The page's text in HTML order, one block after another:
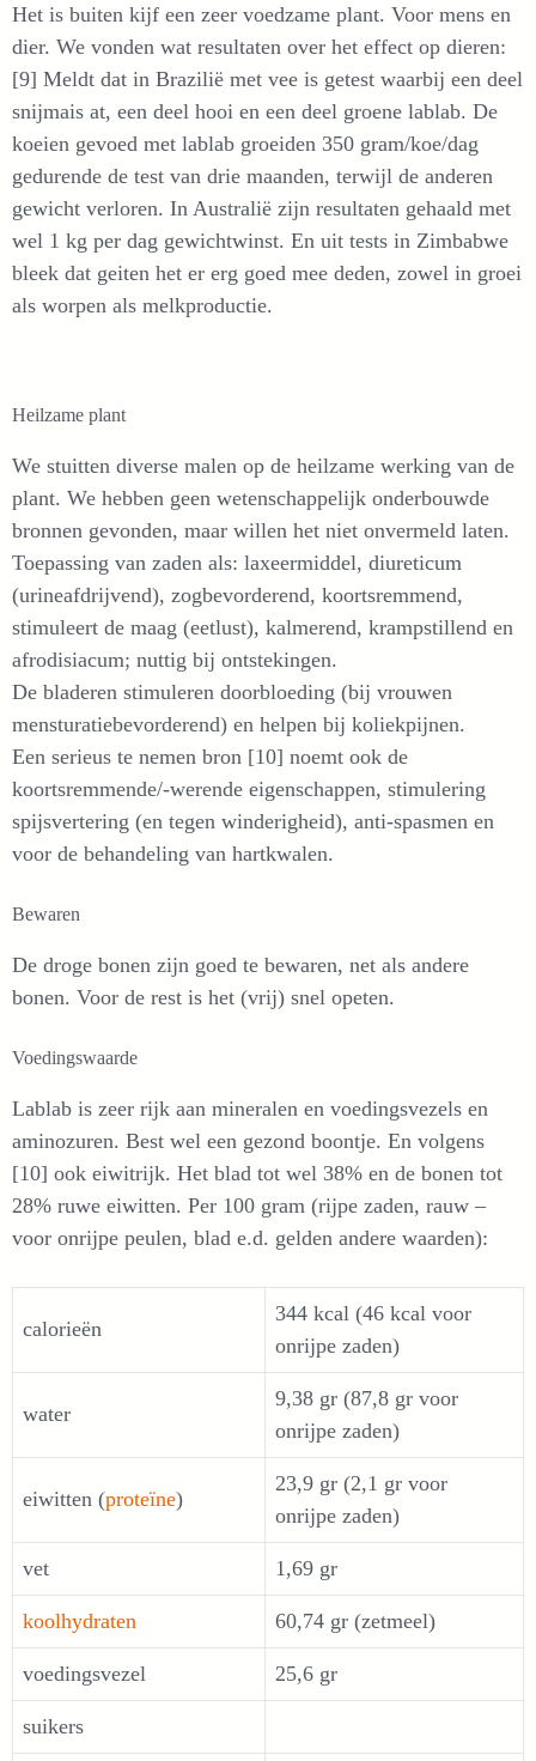
Het is buiten kijf een zeer voedzame plant. Voor mens en
dier. We vonden wat resultaten over het effect op dieren:
[9] Meldt dat in Brazilië met vee is getest waarbij een deel
snijmais at, een deel hooi en een deel groene lablab. De
koeien gevoed met lablab groeiden 350 gram/koe/dag
gedurende de test van drie maanden, terwijl de anderen
gewicht verloren. In Australië zijn resultaten gehaald met
wel 1 kg per dag gewichtwinst. En uit tests in Zimbabwe
bleek dat geiten het er erg goed mee deden, zowel in groei
als worpen als melkproductie.
Heilzame plant
We stuitten diverse malen op de heilzame werking van de
plant. We hebben geen wetenschappelijk onderbouwde
bronnen gevonden, maar willen het niet onvermeld laten.
Toepassing van zaden als: laxeermiddel, diureticum
(urineafdrijvend), zogbevorderend, koortsremmend,
stimuleert de maag (eetlust), kalmerend, krampstillend en
afrodisiacum; nuttig bij ontstekingen.
De bladeren stimuleren doorbloeding (bij vrouwen
mensturatiebevorderend) en helpen bij koliekpijnen.
Een serieus te nemen bron [10] noemt ook de
koortsremmende/-werende eigenschappen, stimulering
spijsvertering (en tegen winderigheid), anti-spasmen en
voor de behandeling van hartkwalen.
Bewaren
De droge bonen zijn goed te bewaren, net als andere
bonen. Voor de rest is het (vrij) snel opeten.
Voedingswaarde
Lablab is zeer rijk aan mineralen en voedingsvezels en
aminozuren. Best wel een gezond boontje. En volgens
[10] ook eiwitrijk. Het blad tot wel 38% en de bonen tot
28% ruwe eiwitten. Per 100 gram (rijpe zaden, rauw –
voor onrijpe peulen, blad e.d. gelden andere waarden):
calorieën
344 kcal (46 kcal voor
onrijpe zaden)
water
9,38 gr (87,8 gr voor
onrijpe zaden)
eiwitten (proteïne)
23,9 gr (2,1 gr voor
onrijpe zaden)
vet 1,69 gr
koolhydraten 60,74 gr (zetmeel)
voedingsvezel 25,6 gr
suikers